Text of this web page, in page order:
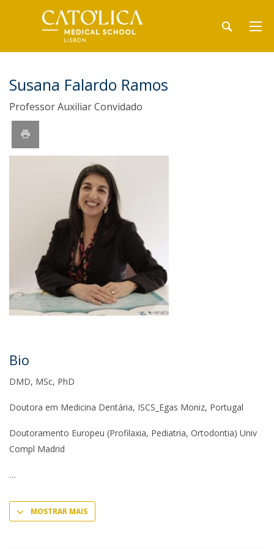
Susana Falardo Ramos
Professor Auxiliar Convidado
Bio
DMD, MSc, PhD
Doutora em Medicina Dentária, ISCS_Egas Moniz, Portugal
Doutoramento Europeu (Profilaxia, Pediatria, Ortodontia) Univ
Compl Madrid
MOSTRAR MAIS